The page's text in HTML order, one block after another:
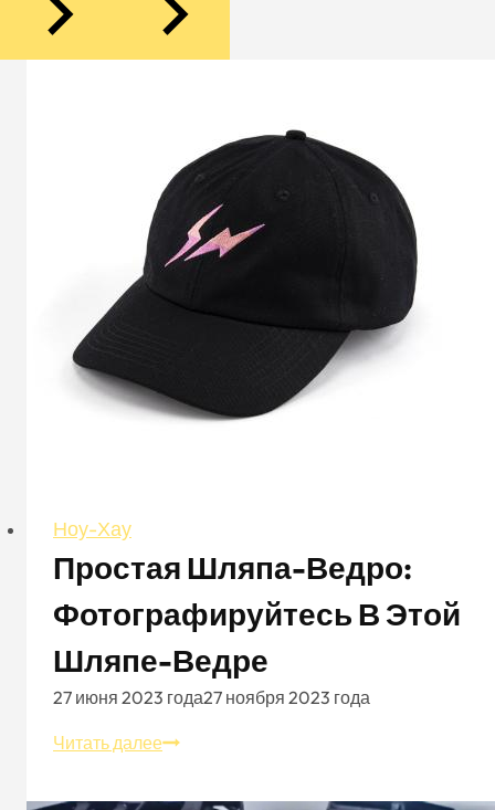
Ноу-Хау
Простая Шляпа-Ведро:
Фотографируйтесь В Этой
Шляпе-Ведре
27 июня 2023 года27 ноября 2023 года
Читать далееПростая
ведро: